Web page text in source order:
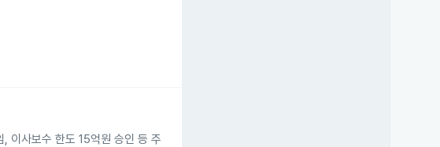
이사보수 한도 15억원 승인 등 주